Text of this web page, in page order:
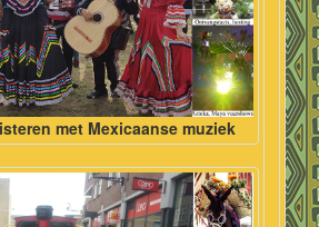
met Mexicaanse muziek